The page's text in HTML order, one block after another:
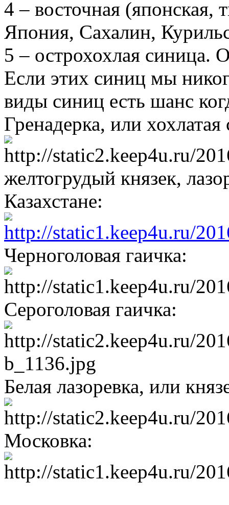
4 – восточная (японская,
Япония, Сахалин,
5 – острохохлая
Если этих синиц мы
виды синиц есть шанс
Гренадерка, или
желтогрудый князек,
Казахстане:
Черноголовая гаичка:
Сероголовая гаичка:
Белая лазоревка, или
Московка: